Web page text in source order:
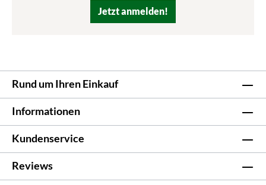
Jetzt anmelden!
Rund um Ihren Einkauf
Informationen
Kundenservice
Reviews